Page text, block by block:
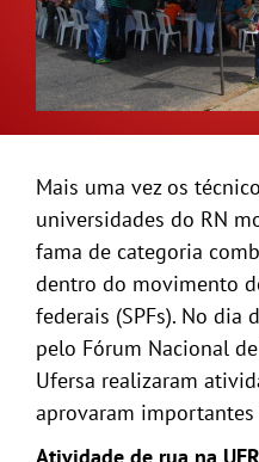
GALERIA
Mais uma vez os
universidades do RN
fama de categoria
dentro do movimento
federais (SPFs). No dia
pelo Fórum Nacional
Ufersa realizaram
aprovaram
Atividade de rua na